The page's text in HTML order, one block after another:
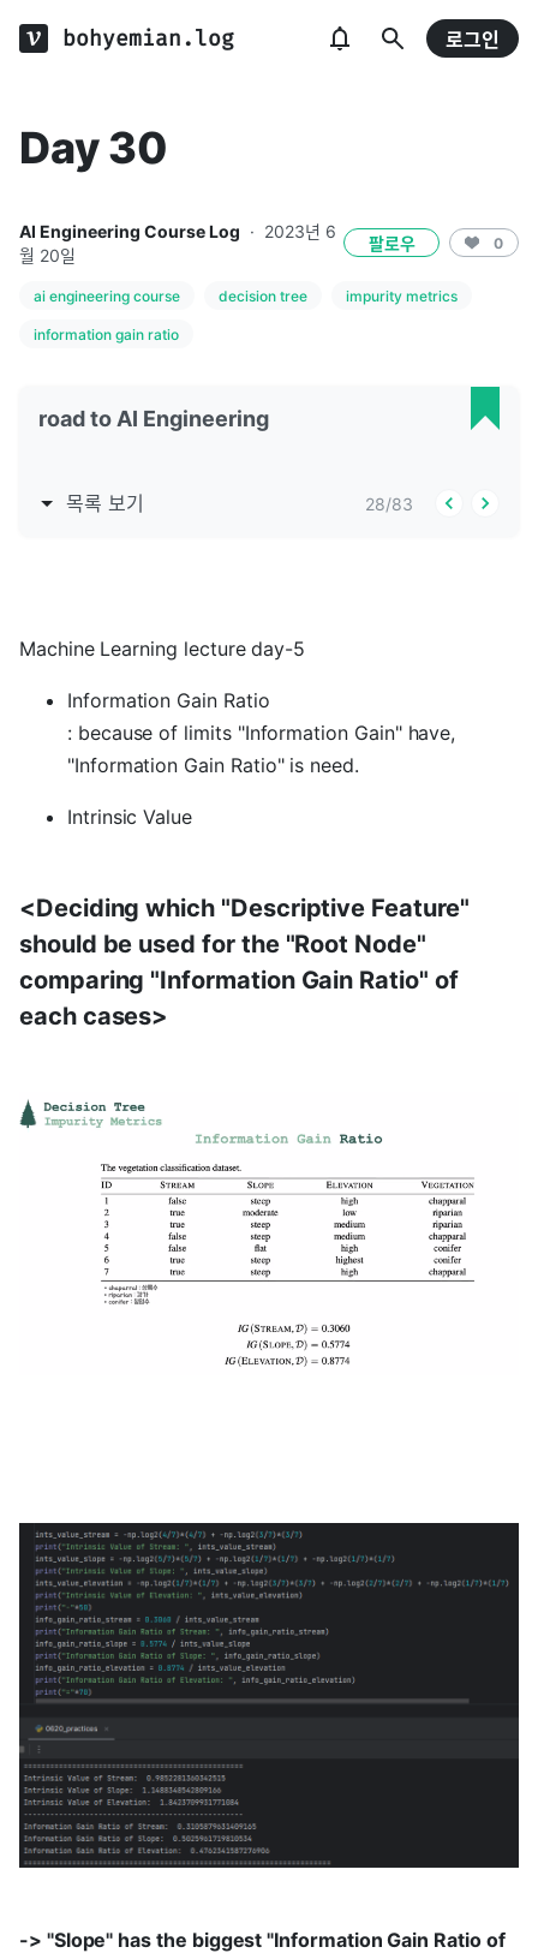
bohyemian.log 로그인
Day 30
AI Engineering Course Log · 2023년 6
월 20일
팔로우 0
ai engineering course decision tree impurity metrics
information gain ratio
road to AI Engineering
목록 보기 28/83
Machine Learning lecture day-5
Information Gain Ratio
: because of limits "Information Gain" have,
"Information Gain Ratio" is need.
Intrinsic Value
<Deciding which "Descriptive Feature"
should be used for the "Root Node"
comparing "Information Gain Ratio" of
each cases>
-> "Slope" has the biggest "Information Gain Ratio of